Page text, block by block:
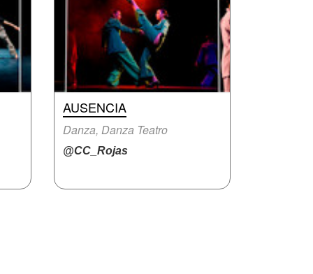
AUSENCIA
Danza, Danza Teatro
@CC_Rojas